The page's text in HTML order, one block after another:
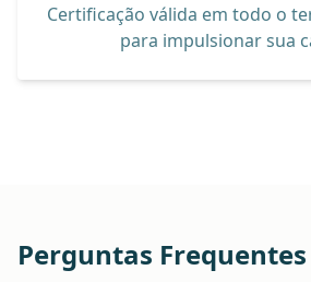
Certificação válida em todo o
para impulsionar sua
Perguntas Frequentes